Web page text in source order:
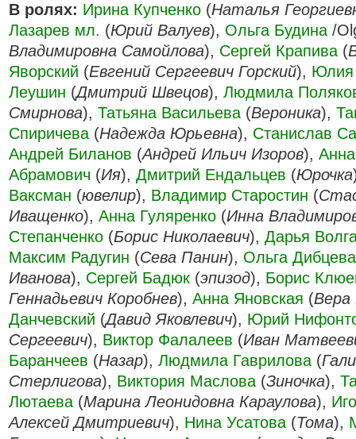
В ролях: Ирина Купченко (Наталья
Лазарев мл. (Юрий Валуев), Ольга Будина /
Владимировна Самойлова), Сергей Крапива (
Яворский (Евгений Сергеевич Горский), Юлия
Леушин (Дмитрий Швецов), Людмила
Смирнова), Татьяна Васильева (Вероника),
Спиричева (Надежда Юрьевна), Станислав
Андрей Биланов (Андрей Ильич Изоров),
Абрамович (Ия), Дмитрий Ендальцев (Юрочка
Ваксман (ювелир), Владимир Старостин (
Иващенко), Анна Гуляренко (Инна
Степанченко (Борис Николаевич), Дарья
Максим Радугин (Сева Панин), Ольга Дибцева
Иванова), Сергей Бадюк (эпизод), Борис
Геннадьевич Коробнев), Анна Яновская (
Данчевский (Давид Яковлевич), Юрий
Сергеевич), Виктор Фалалеев (Иван
Баранчеев (Назар), Людмила Гаврилова (
Стерлигова), Виктория Маслова (Зиночка),
Лютаева (Марина Леонидовна Караулова),
Алексей Дмитриевич), Нина Усатова (Тома),